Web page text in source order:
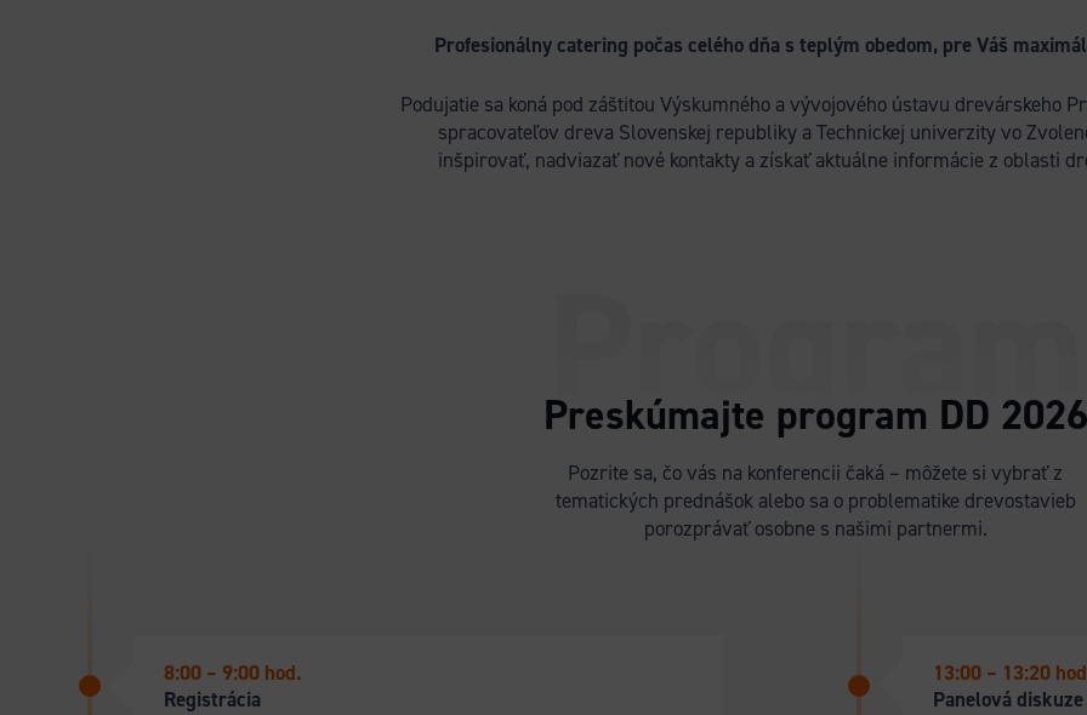
Profesionálny catering počas celého dňa s teplým obedom, pre Váš
Podujatie sa koná pod záštitou Výskumného a vývojového ústavu drevárskeho
spracovateľov dreva Slovenskej republiky a Technickej univerzity vo
inšpirovať, nadviazať nové kontakty a získať aktuálne informácie z oblasti
Program
Preskúmajte program DD 2026
Pozrite sa, čo vás na konferencii čaká – môžete si vybrať z
tematických prednášok alebo sa o problematike drevostavieb
porozprávať osobne s našimi partnermi.
8:00 – 9:00 hod.
Registrácia
13:00 – 13:20
Panelová